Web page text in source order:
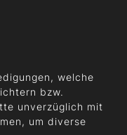
welche
bzw.
unverzüglich mit
um diverse